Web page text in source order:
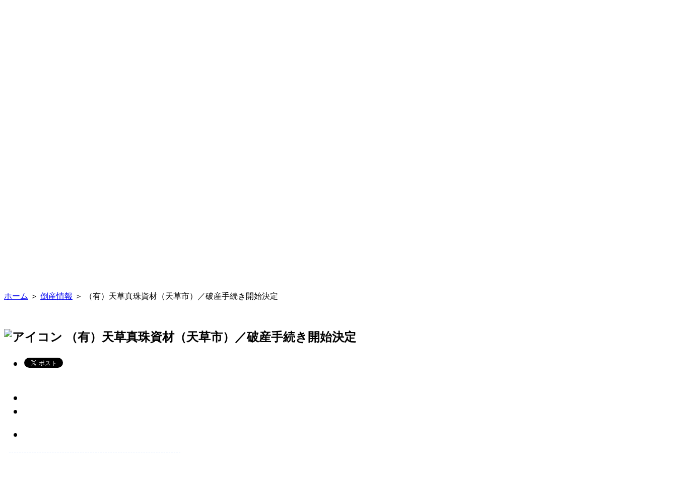
ホーム ＞ 倒産情報 ＞ （有）天草真珠資材（天草市）／破産手続き開始決定
（有）天草真珠資材（天草市）／破産手続き開始決定